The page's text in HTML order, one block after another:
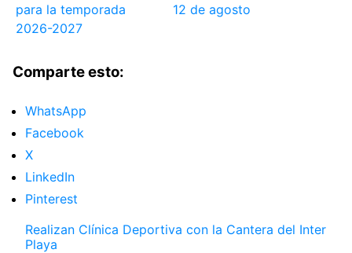
para la temporada
2026-2027
12 de agosto
Comparte esto:
WhatsApp
Facebook
X
LinkedIn
Pinterest
Realizan Clínica Deportiva con la Cantera del Inter
Playa